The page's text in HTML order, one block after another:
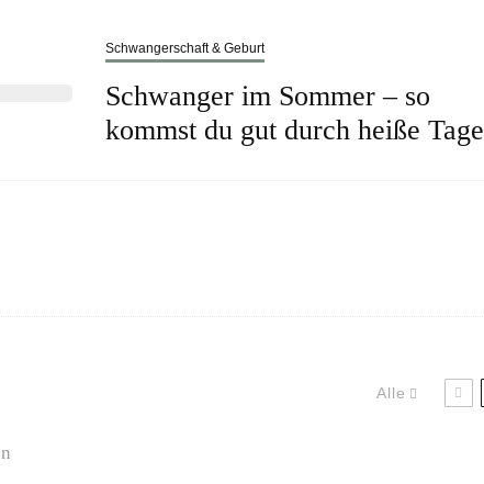
Schwangerschaft & Geburt
Schwanger im Sommer – so
kommst du gut durch heiße Tage
Alle